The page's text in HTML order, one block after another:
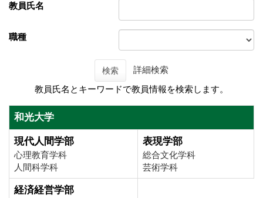
教員氏名
職種
検索
詳細検索
教員氏名とキーワードで教員情報を検索します。
和光大学
現代人間学部
心理教育学科
人間科学科
表現学部
総合文化学科
芸術学科
経済経営学部